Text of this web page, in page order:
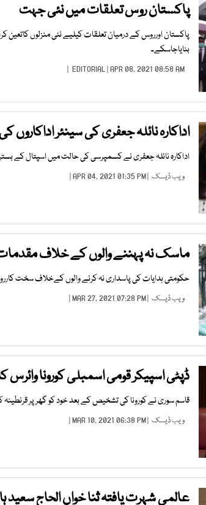
پاکستان روس تعلقات میں نئی جہت
پاکستان اورروس کے درمیان تعلقات کیلیے نئی منزلوں
بنایاجاسکے۔
EDITORIAL| APR 08, 2021 08:58 AM |
اداکارہ نائلہ جعفری کی سینئر
اداکارہ نائلہ جعفری نے کسمپرسی کی حالت میں اسپتال کے
ویب ڈیسک | APR 04, 2021 01:35 PM |
ماسک نہ پہننے والوں کے خلاف
حکومتی ہدایات کی پاسداری نہ کرنے والوں کےخلاف سخت
ویب ڈیسک | MAR 27, 2021 07:28 PM |
ڈپٹی اسپیکر قومی اسمبلی کورونا وائرس
قاسم سوری نے کورونا کی تشخیص کے بعد خود کو گھر پر قرنطینہ
ویب ڈیسک | MAR 10, 2021 06:38 PM |
عالمی شہرت یافتہ ثنا خواں الحاج سعید